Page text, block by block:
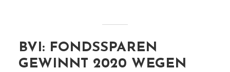
BVI: FONDSSPAREN
GEWINNT 2020 WEGEN